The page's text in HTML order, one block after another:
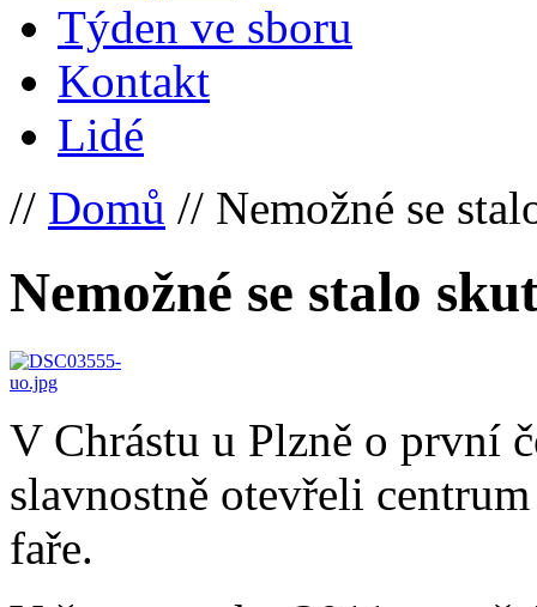
Týden ve sboru
Kontakt
Lidé
// Domů // Nemožné se
Nemožné se stalo
V Chrástu u Plzně o první
slavnostně otevřeli
faře.